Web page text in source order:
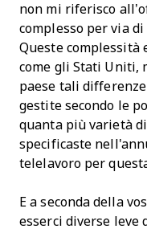
non mi riferisco
complesso per via
Queste complessità
come gli Stati Uniti,
paese tali
gestite secondo le
quanta più varietà
specificaste
telelavoro per
E a seconda della
esserci diverse